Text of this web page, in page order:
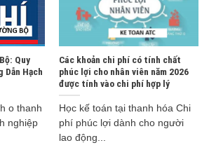
Quy
Dẫn Hạch
o thanh
nghiệp
Các khoản chi phí có tính chất
phúc lợi cho nhân viên năm 2026
được tính vào chi phí hợp lý
Học kế toán tại thanh hóa Chi
phí phúc lợi dành cho người
lao động...